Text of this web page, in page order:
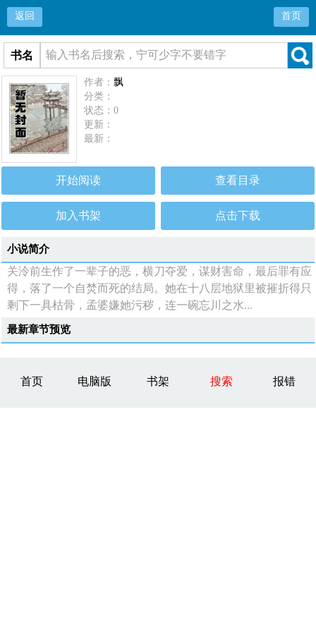
返回 首页
书名
作者：飘
分类：
状态：0
更新：
最新：
开始阅读 查看目录
加入书架 点击下载
小说简介
关泠前生作了一辈子的恶，横刀夺爱，谋财害命，最后罪有应
得，落了一个自焚而死的结局。她在十八层地狱里被摧折得只
剩下一具枯骨，孟婆嫌她污秽，连一碗忘川之水...
最新章节预览
首页 电脑版 书架 搜索 报错